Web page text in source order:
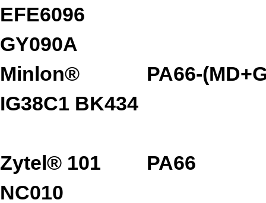
EFE6096
GY090A
Minlon®
IG38C1 BK434
PA66-
Zytel® 101
NC010
PA66